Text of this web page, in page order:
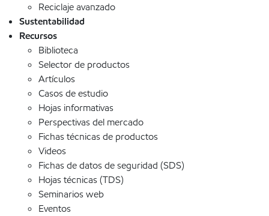
Reciclaje avanzado
Sustentabilidad
Recursos
Biblioteca
Selector de productos
Artículos
Casos de estudio
Hojas informativas
Perspectivas del mercado
Fichas técnicas de productos
Videos
Fichas de datos de seguridad (SDS)
Hojas técnicas (TDS)
Seminarios web
Eventos